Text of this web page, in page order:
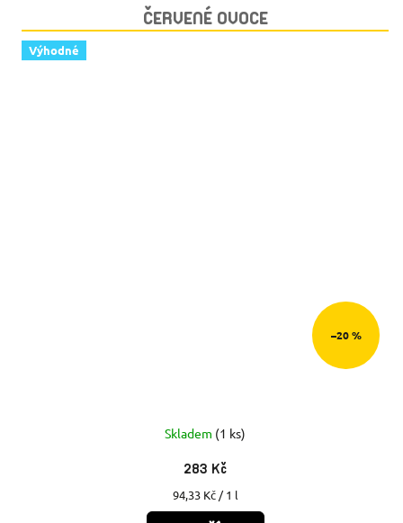
ČERVENÉ OVOCE
Výhodné
–20 %
Skladem (1 ks)
283 Kč
Měrná
cena:
94,33 Kč / 1 l